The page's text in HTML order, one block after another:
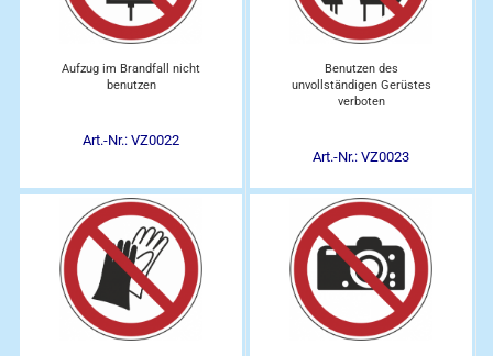
Aufzug im Brandfall nicht
benutzen
Art.-Nr.: VZ0022
Benutzen des
unvollständigen Gerüstes
verboten
Art.-Nr.: VZ0023